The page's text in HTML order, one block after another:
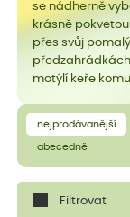
se nádherně
krásně
přes svůj
motýlí keře
nejprodávanější
abecedně
Filtrovat